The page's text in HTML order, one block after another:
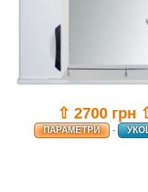
⇧ 2700 грн
ПАРАМЕТРИ -